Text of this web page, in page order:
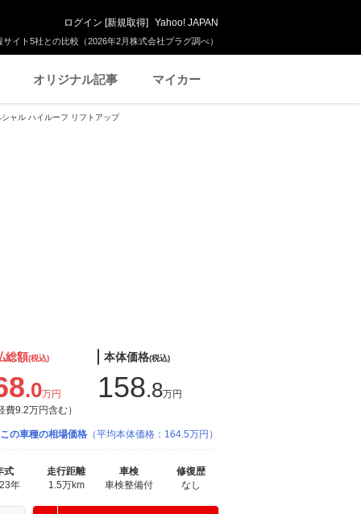
イト5社との比較（2026年2月株式会社プラグ調べ）
ログイン [新規取得] Yahoo! JAPAN
オリジナル記事 マイカー
ャル ハイルーフ リフトアップ
総額(税込)
.0万円
費9.2万円含む）
本体価格(税込)
158.8万円
この車種の相場価格 （平均本体価格：164.5万円）
式
年
走行距離
1.5万km
車検
車検整備付
修復歴
なし